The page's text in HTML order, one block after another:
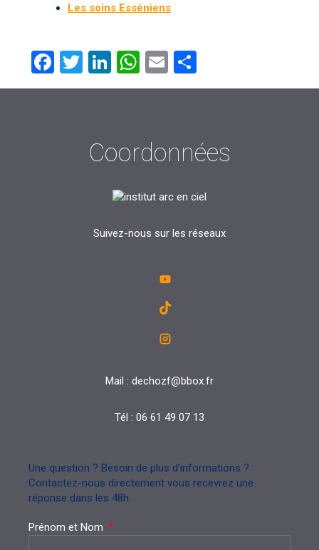
Les soins Esséniens
F
a
T
wi
Li
n
n
W
h
A
p
E
m ar
er
Coordonnées
Suivez-nous sur les réseaux
Mail : dechozf@bbox.fr
Tél : 06 61 49 07 13
Une question ? Besoin de plus d’informations ?
Contactez-nous directement vous recevrez une
réponse dans les 48h.
Prénom et Nom